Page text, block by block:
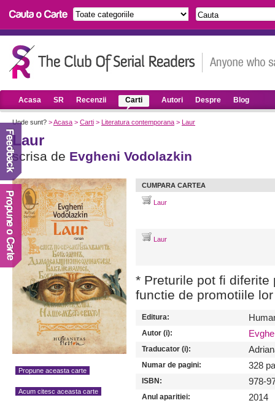
Acasa SR Recenzii Carti Autori Despre Blog
Unde sunt? >Acasa > Carti > Literatura contemporana > Laur
Laur
scrisa de Evgheni Vodolazkin
Propune aceasta carte
Acum citesc aceasta carte
CUMPARA CARTEA
Laur
Laur
* Preturile pot fi
functie de promotiile
Editura:
Autor (i):
Traducator (i):
Numar de pagini: 328
ISBN: 978-
Anul aparitiei: 2014